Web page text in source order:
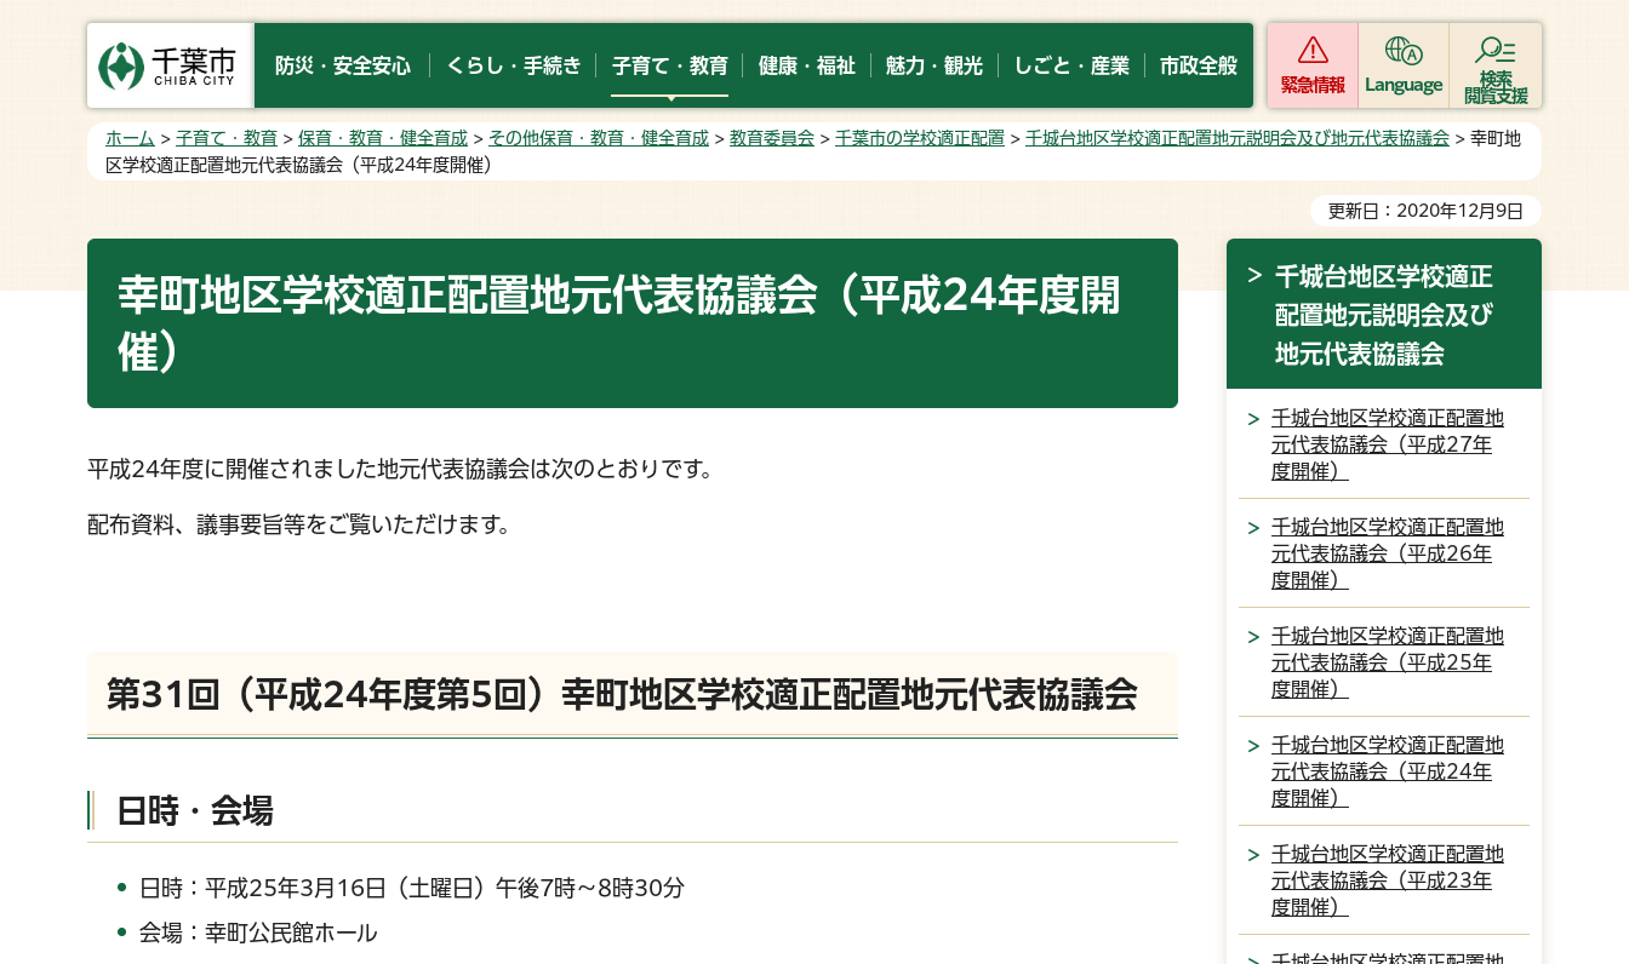
防災・安全安心 くらし・手続き 子育て・教育 健康・福祉 魅力・観光 しごと・産業 市政全般
緊急情報 Language
検索
閲覧支援
ホーム > 子育て・教育 > 保育・教育・健全育成 > その他保育・教育・健全育成 > 教育委員会 > 千葉市の学校適正配置 > 千城台地区学校適正配置地元説明会及び地元代表協議会 > 幸町地
区学校適正配置地元代表協議会（平成24年度開催）
更新日：2020年12月9日
幸町地区学校適正配置地元代表協議会（平成24年度開
催）
平成24年度に開催されました地元代表協議会は次のとおりです。
配布資料、議事要旨等をご覧いただけます。
第31回（平成24年度第5回）幸町地区学校適正配置地元代表協議会
日時・会場
日時：平成25年3月16日（土曜日）午後7時～8時30分
会場：幸町公民館ホール
千城台地区学校適正
配置地元説明会及び
地元代表協議会
千城台地区学校適正配置地
元代表協議会（平成27年
度開催）
千城台地区学校適正配置地
元代表協議会（平成26年
度開催）
千城台地区学校適正配置地
元代表協議会（平成25年
度開催）
千城台地区学校適正配置地
元代表協議会（平成24年
度開催）
千城台地区学校適正配置地
元代表協議会（平成23年
度開催）